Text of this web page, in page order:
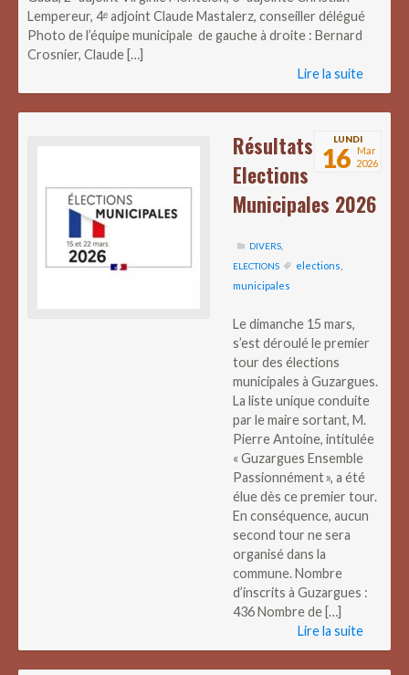
Lempereur, 4ᵉ adjoint Claude Mastalerz, conseiller délégué
Photo de l’équipe municipale de gauche à droite : Bernard
Crosnier, Claude […]
Lire la suite
LUNDI
16 Mar
2026
Résultats
Elections
Municipales 2026
DIVERS
ELECTIONS
elections
municipales
Le dimanche 15 mars,
s’est déroulé le premier
tour des élections
municipales à Guzargues.
La liste unique conduite
par le maire sortant, M.
Pierre Antoine, intitulée
« Guzargues Ensemble
Passionnément », a été
élue dès ce premier tour.
En conséquence, aucun
second tour ne sera
organisé dans la
commune. Nombre
d’inscrits à Guzargues :
436 Nombre de […]
Lire la suite